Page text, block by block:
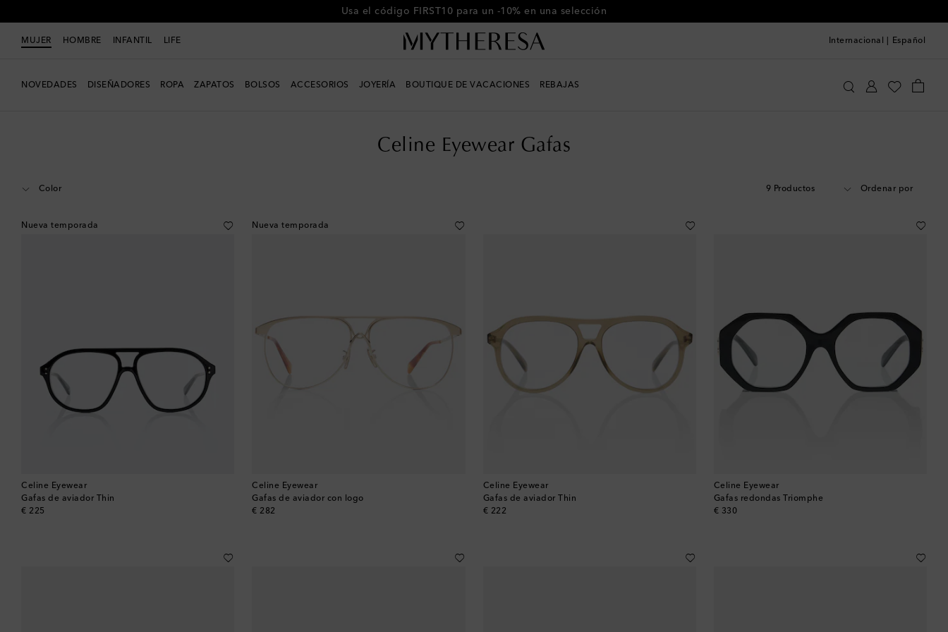
-10% en tu primer pedido en compras superiores a €500
MUJER HOMBRE INFANTIL LIFE Internacional Español
NOVEDADES DISEÑADORES ROPA ZAPATOS BOLSOS ACCESORIOS JOYERÍA BOUTIQUE DE VACACIONES REBAJAS
Celine Eyewear Gafas
Color 9 Productos Ordenar por
Nueva temporada
Celine Eyewear
Gafas de aviador Thin
€ 225
original price
Nueva temporada
Celine Eyewear
Gafas de aviador con logo
€ 282
original price
Celine Eyewear
Gafas de aviador Thin
€ 222
original price
Celine Eyewear
Gafas redondas Triomphe
€ 330
original price